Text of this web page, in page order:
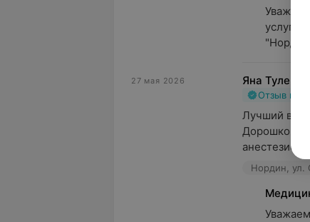
услуги.
27 мая 2026 Яна Тулейко
Отзыв
Лучший
Дорошко
Нордин, ул.